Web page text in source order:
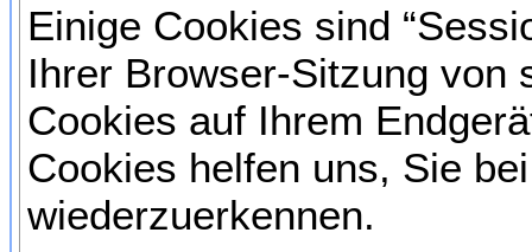
Einige Cookies sind
Ihrer Browser-Sitzung von
Cookies auf Ihrem
Cookies helfen uns, Sie
wiederzuerkennen.